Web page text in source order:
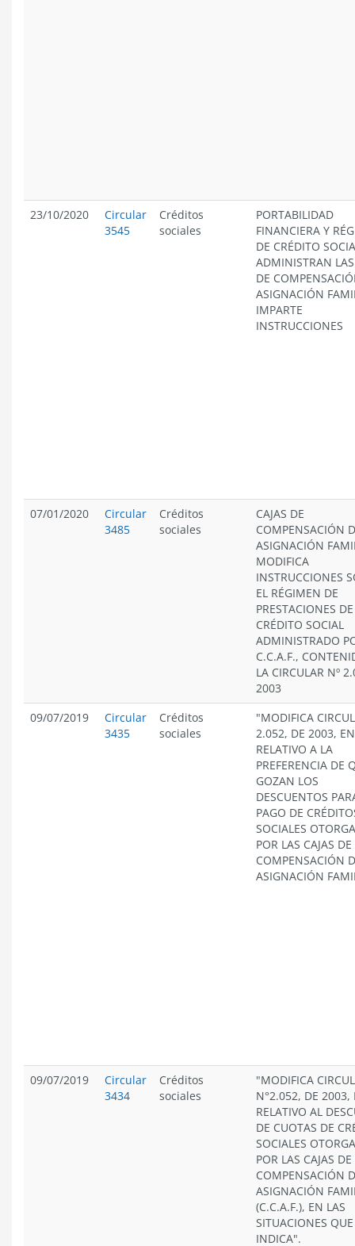
23/10/2020
Circular
3545
Créditos
sociales
PORTABILIDAD
FINANCIERA Y
DE CRÉDITO
ADMINISTRAN LAS
DE
ASIGNACIÓN
IMPARTE
INSTRUCCIONES
07/01/2020
Circular
3485
Créditos
sociales
CAJAS DE
COMPENSACIÓN
ASIGNACIÓN
MODIFICA
INSTRUCCIONES
EL RÉGIMEN DE
PRESTACIONES DE
CRÉDITO SOCIAL
ADMINISTRADO
C.C.A.F.,
LA CIRCULAR Nº
2003
09/07/2019
Circular
3435
Créditos
sociales
"MODIFICA
2.052, DE 2003,
RELATIVO A LA
PREFERENCIA DE
GOZAN LOS
DESCUENTOS
PAGO DE
SOCIALES
POR LAS CAJAS DE
COMPENSACIÓN
ASIGNACIÓN
09/07/2019
Circular
3434
Créditos
sociales
"MODIFICA
N°2.052, DE 2003,
RELATIVO AL
DE CUOTAS DE
SOCIALES
POR LAS CAJAS DE
COMPENSACIÓN
ASIGNACIÓN
(C.C.A.F.), EN LAS
SITUACIONES QUE
INDICA".